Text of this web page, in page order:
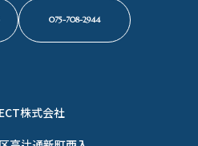
075-708-2944
株式会社